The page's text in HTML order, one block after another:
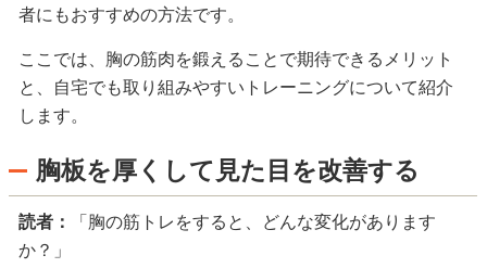
者にもおすすめの方法です。
ここでは、胸の筋肉を鍛えることで期待できるメリット
と、自宅でも取り組みやすいトレーニングについて紹介
します。
胸板を厚くして見た目を改善する
読者：
「胸の筋トレをすると、どんな変化があります
か？」